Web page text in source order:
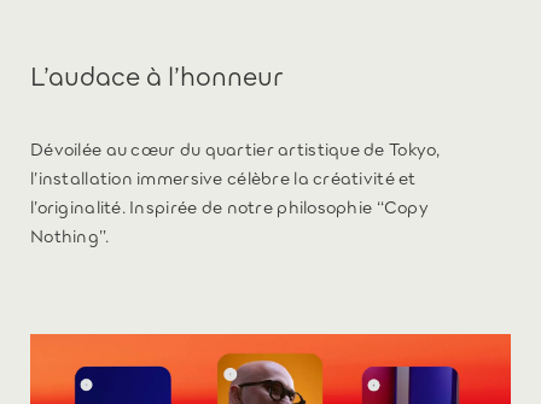
L’audace à l’honneur
Dévoilée au cœur du quartier artistique de Tokyo,
l’installation immersive célèbre la créativité et
l’originalité. Inspirée de notre philosophie “Copy
Nothing”.